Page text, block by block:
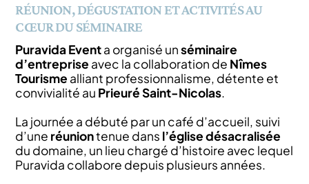
RÉUNION, DÉGUSTATION ET ACTIVITÉS AU
CŒUR DU SÉMINAIRE
Puravida Eventa organisé unséminaire
d’entreprise avec la collaboration de Nîmes
Tourisme alliant professionnalisme, détente et
convivialité au Prieuré Saint-Nicolas.
La journée a débuté par un café d’accueil, suivi
d’une réuniontenue dans l’église désacralisée
du domaine, un lieu chargé d’histoire avec lequel
Puravida collabore depuis plusieurs années.